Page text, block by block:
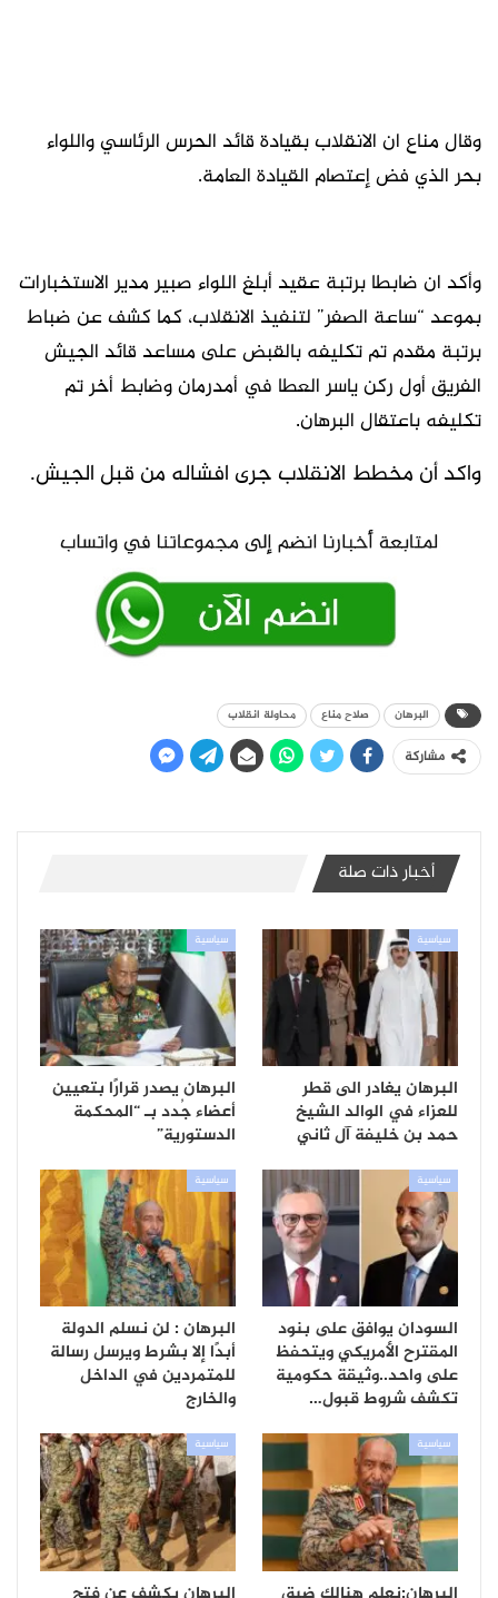
وقال مناع ان الانقلاب بقيادة قائد الحرس الرئاسي واللواء
بحر الذي فض إعتصام القيادة العامة.
وأكد ان ضابطا برتبة عقيد أبلغ اللواء صبير مدير الاستخبارات
بموعد “ساعة الصفر” لتنفيذ الانقلاب، كما كشف عن ضباط
برتبة مقدم تم تكليفه بالقبض على مساعد قائد الجيش
الفريق أول ركن ياسر العطا في أمدرمان وضابط أخر تم
تكليفه باعتقال البرهان.
واكد أن مخطط الانقلاب جرى افشاله من قبل الجيش.
البرهان صلاح مناع محاولة انقلاب
مشاركة
أخبار ذات صلة
سياسية
البرهان يغادر الى قطر
للعزاء في الوالد الشيخ
حمد بن خليفة آل ثاني
سياسية
البرهان يصدر قرارًا بتعيين
أعضاء جُدد بـ “المحكمة
الدستورية”
سياسية
السودان يوافق على بنود
المقترح الأمريكي ويتحفظ
على واحد..وثيقة حكومية
تكشف شروط قبول…
سياسية
البرهان : لن نسلم الدولة
أبدًا إلا بشرط ويرسل رسالة
للمتمردين في الداخل
والخارج
سياسية سياسية